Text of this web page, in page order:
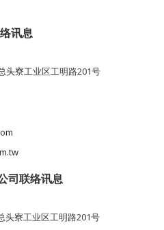
讯息
头寮工业区工明路201号
司联络讯息
头寮工业区工明路201号